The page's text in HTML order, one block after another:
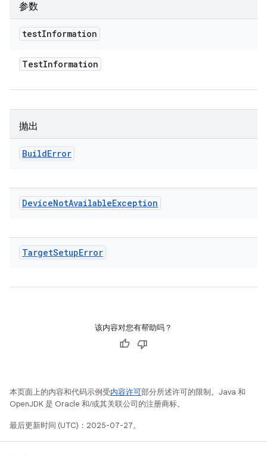
参数
testInformation
TestInformation
抛出
BuildError
DeviceNotAvailableException
TargetSetupError
该内容对您有帮助吗？
本页面上的内容和代码示例受内容许可部分所述许可的限制。Java 和
OpenJDK 是 Oracle 和/或其关联公司的注册商标。
最后更新时间 (UTC)：2025-07-27。